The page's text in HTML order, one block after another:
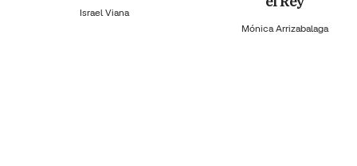
Israel Viana
Mónica Arrizabalaga